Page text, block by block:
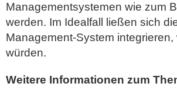
Managementsystemen wie zum
werden. Im Idealfall ließen sich
Management-System
würden.
Weitere Informationen zum